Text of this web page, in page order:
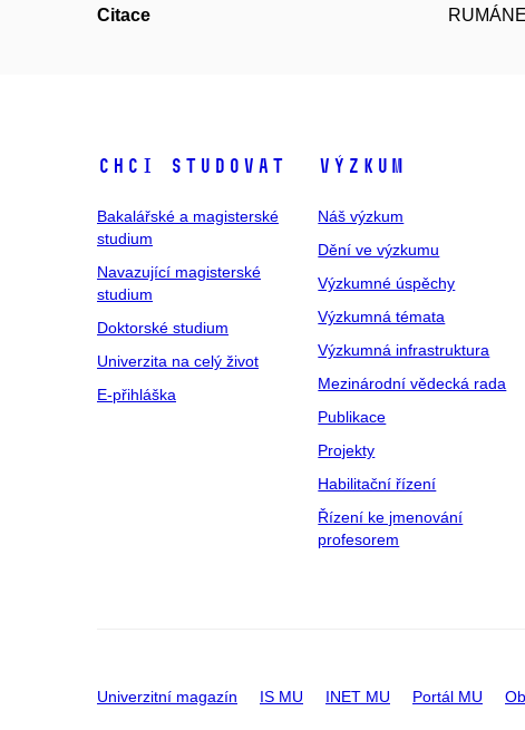
Citace
Chci studovat
Bakalářské a magisterské
studium
Navazující magisterské
studium
Doktorské studium
Univerzita na celý život
E-přihláška
Výzkum
Náš výzkum
Dění ve výzkumu
Výzkumné úspěchy
Výzkumná témata
Výzkumná infrastruktura
Mezinárodní vědecká rada
Publikace
Projekty
Habilitační řízení
Řízení ke jmenování
profesorem
Univerzitní magazín IS MU INET MU Portál MU